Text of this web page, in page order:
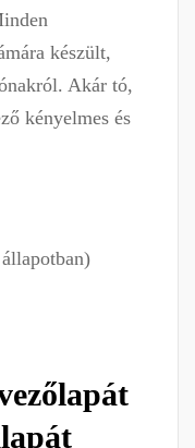
készült,
Akár tó,
kényelmes és